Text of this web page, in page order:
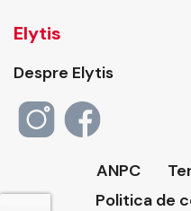
Elytis
Despre Elytis
ANPC
Politica de